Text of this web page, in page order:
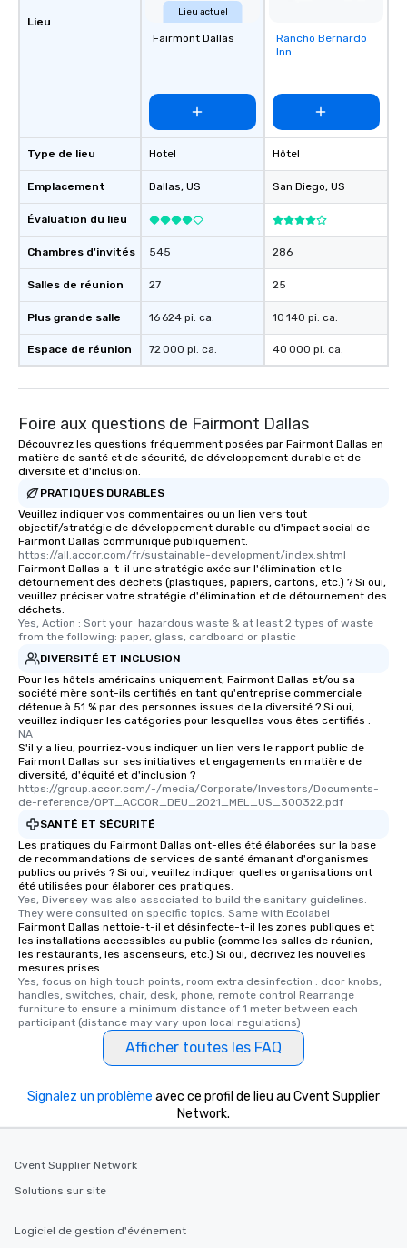
Lieu
Type de lieu
Emplacement
Évaluation du lieu
Chambres d'invités
Salles de réunion
Plus grande salle
Espace de réunion
Lieu actuel
Fairmont Dallas
Hotel
Dallas, US
545
27
16 624 pi. ca.
72 000 pi. ca.
Removed from
favorites
Rancho Bernardo
Inn
Hôtel
San Diego, US
286
25
10 140 pi. ca.
40 000 pi. ca.
Foire aux questions de Fairmont Dallas
Découvrez les questions fréquemment posées par Fairmont Dallas en
matière de santé et de sécurité, de développement durable et de
diversité et d'inclusion.
PRATIQUES DURABLES
Veuillez indiquer vos commentaires ou un lien vers tout
objectif/stratégie de développement durable ou d'impact social de
Fairmont Dallas communiqué publiquement.
https://all.accor.com/fr/sustainable-development/index.shtml
Fairmont Dallas a-t-il une stratégie axée sur l'élimination et le
détournement des déchets (plastiques, papiers, cartons, etc.) ? Si oui,
veuillez préciser votre stratégie d'élimination et de détournement des
déchets.
Yes, Action : Sort your  hazardous waste & at least 2 types of waste
from the following: paper, glass, cardboard or plastic
DIVERSITÉ ET INCLUSION
Pour les hôtels américains uniquement, Fairmont Dallas et/ou sa
société mère sont-ils certifiés en tant qu'entreprise commerciale
détenue à 51 % par des personnes issues de la diversité ? Si oui,
veuillez indiquer les catégories pour lesquelles vous êtes certifiés :
NA
S'il y a lieu, pourriez-vous indiquer un lien vers le rapport public de
Fairmont Dallas sur ses initiatives et engagements en matière de
diversité, d'équité et d'inclusion ?
https://group.accor.com/-/media/Corporate/Investors/Documents-
de-reference/OPT_ACCOR_DEU_2021_MEL_US_300322.pdf
SANTÉ ET SÉCURITÉ
Les pratiques du Fairmont Dallas ont-elles été élaborées sur la base
de recommandations de services de santé émanant d'organismes
publics ou privés ? Si oui, veuillez indiquer quelles organisations ont
été utilisées pour élaborer ces pratiques.
Yes, Diversey was also associated to build the sanitary guidelines.
They were consulted on specific topics. Same with Ecolabel
Fairmont Dallas nettoie-t-il et désinfecte-t-il les zones publiques et
les installations accessibles au public (comme les salles de réunion,
les restaurants, les ascenseurs, etc.) Si oui, décrivez les nouvelles
mesures prises.
Yes, focus on high touch points, room extra desinfection : door knobs,
handles, switches, chair, desk, phone, remote control Rearrange
furniture to ensure a minimum distance of 1 meter between each
participant (distance may vary upon local regulations)
Afficher toutes les FAQ
Signalez un problème avec ce profil de lieu au Cvent Supplier
Network.
Cvent Supplier Network
Solutions sur site
Logiciel de gestion d'événement